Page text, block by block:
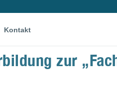
Kontakt
zur